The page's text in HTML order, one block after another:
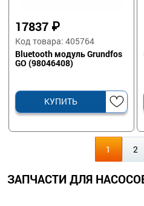
17837 ₽
Код товара: 405764
Bluetooth модуль Grundfos
GO (98046408)
КУПИТЬ
1 2
ЗАПЧАСТИ ДЛЯ